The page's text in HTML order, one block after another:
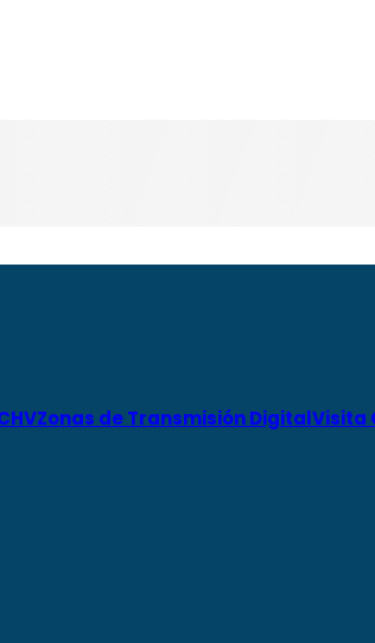
Zonas de Transmisión DigitalVisita